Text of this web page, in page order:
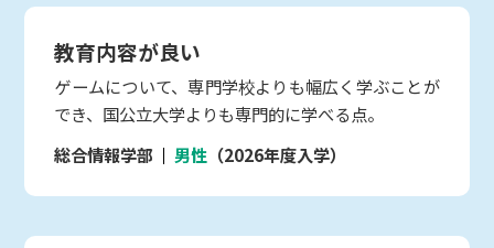
教育内容が良い
ゲームについて、専門学校よりも幅広く学ぶことが
でき、国公立大学よりも専門的に学べる点。
総合情報学部
男性 （2026年度入学）